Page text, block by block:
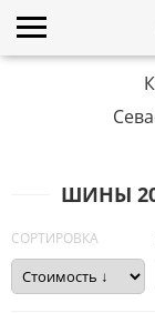
ШИНЫ
СОРТИРОВКА